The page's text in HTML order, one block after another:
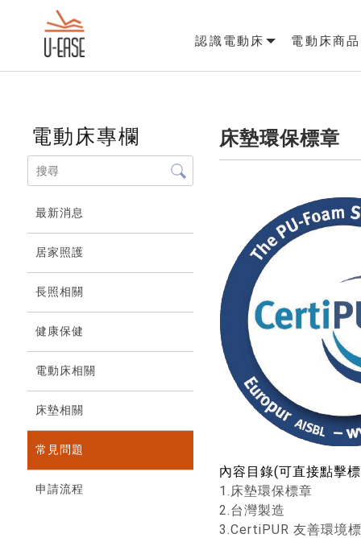
認識電動床 電動床商品
電動床專欄
最新消息
居家照護
長照相關
健康保健
電動床相關
床墊相關
常見問題
申請流程
床墊環保標章
內容目錄(可直接點擊
1.床墊環保標章
2.台灣製造
3.CertiPUR 友善環境